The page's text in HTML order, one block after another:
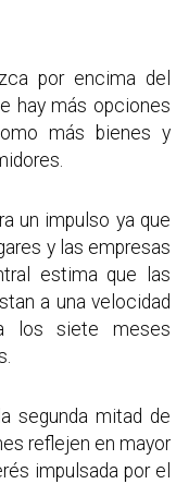
por encima del
hay más opciones
más bienes y
un impulso ya que
y las empresas
estima que las
a una velocidad
los siete meses
segunda mitad de
reflejen en mayor
impulsada por el